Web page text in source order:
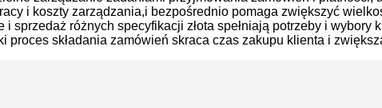
i koszty zarządzania,i bezpośrednio pomaga zwiększyć
i sprzedaż różnych specyfikacji złota spełniają potrzeby i wybory
proces składania zamówień skraca czas zakupu klienta i